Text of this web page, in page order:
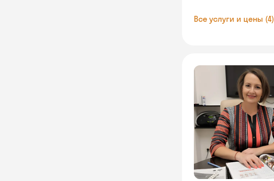
Все услуги и цены (4)